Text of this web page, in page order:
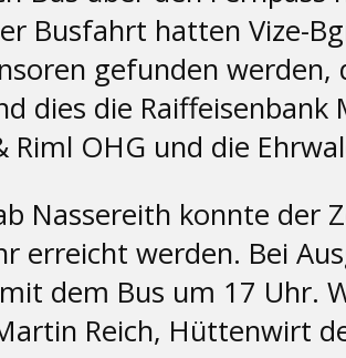
Busfahrt hatten Vize-
gefunden
dies die
Riml OHG und die
Nassereith konnte der
erreicht werden. Bei
dem Bus um 17 Uhr.
Reich, Hüttenwirt